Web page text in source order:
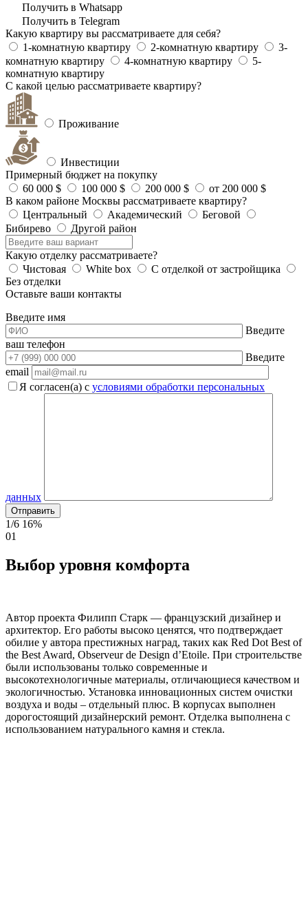
Получить в Whatsapp
Получить в Telegram
Какую квартиру вы рассматриваете для себя?
1-комнатную квартиру
2-комнатную квартиру
3-
комнатную квартиру
4-комнатную квартиру
5-
комнатную квартиру
С какой целью рассматриваете квартиру?
Проживание
Инвестиции
Примерный бюджет на покупку
60 000 $
100 000 $ 200 000 $
от 200 000 $
В каком районе Москвы рассматриваете квартиру?
Центральный
Академический
Беговой
Бибирево
Другой район
Какую отделку рассматриваете?
Чистовая
White box
С отделкой от застройщика
Без отделки
Оставьте ваши контакты
Введите имя
Введите
ваш телефон
Введите
email
Я согласен(а) с условиями обработки персональных
данных
1/6 16%
01
Выбор уровня комфорта
Автор проекта Филипп Старк — французский дизайнер и
архитектор. Его работы высоко ценятся, что подтверждает
обилие у автора престижных наград, таких как Red Dot Best of
the Best Award, Observeur de Design d’Etoile. При строительстве
были использованы только современные и
высокотехнологичные материалы, отличающиеся качеством и
экологичностью. Установка инновационных систем очистки
воздуха и воды – отдельный плюс. В корпусах выполнен
дорогостоящий дизайнерский ремонт. Отделка выполнена с
использованием натурального камня и стекла.